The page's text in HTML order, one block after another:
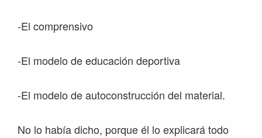
-El comprensivo
-El modelo de educación deportiva
-El modelo de autoconstrucción del material.
No lo había dicho, porque él lo explicará todo